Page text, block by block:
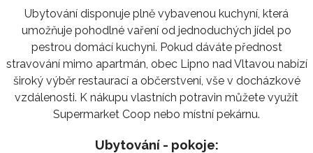
Ubytování disponuje plně vybavenou kuchyní, která
umožňuje pohodlné vaření od jednoduchých jídel po
pestrou domácí kuchyni. Pokud dáváte přednost
stravování mimo apartmán, obec Lipno nad Vltavou nabízí
široký výběr restaurací a občerstvení, vše v docházkové
vzdálenosti. K nákupu vlastních potravin můžete využít
Supermarket Coop nebo místní pekárnu.
Ubytování - pokoje: